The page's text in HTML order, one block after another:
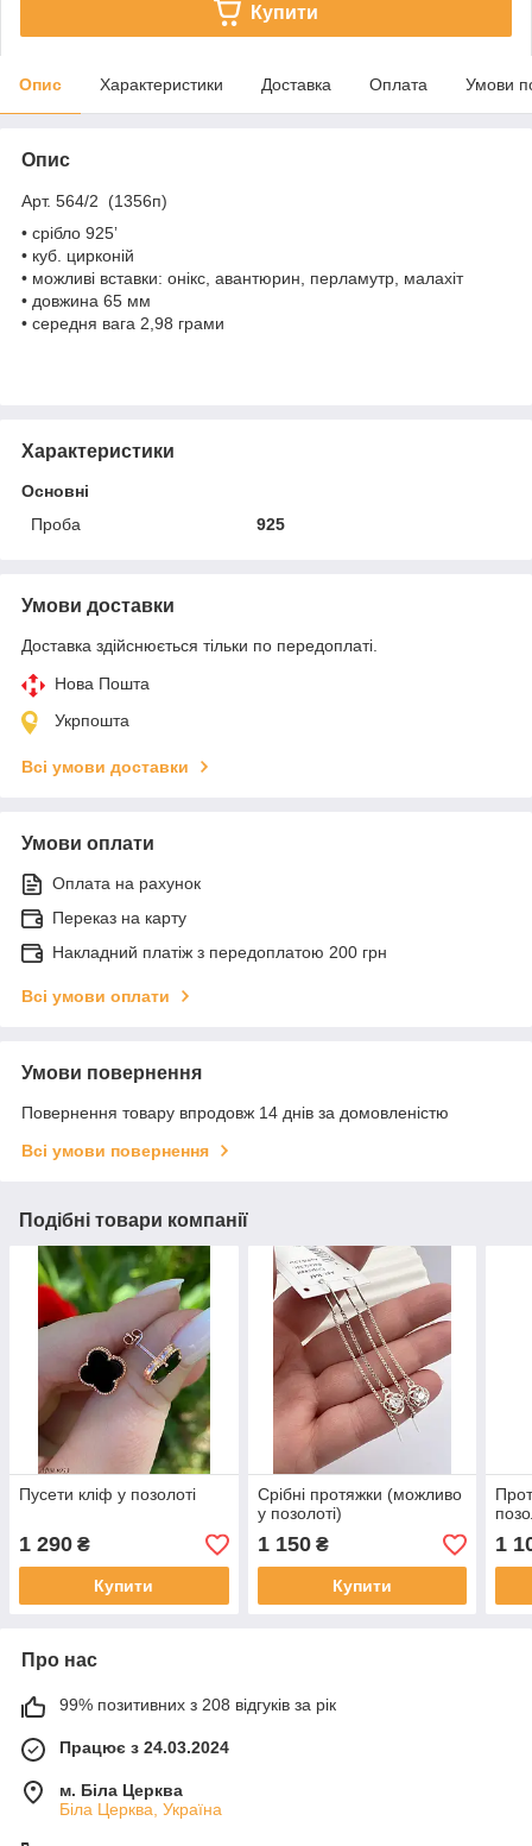
Купити
Опис Характеристики Доставка Оплата Умови
Опис
Арт. 564/2 (1356п)
• срібло 925ʼ
• куб. цирконій
• можливі вставки: онікс, авантюрин, перламутр, малахіт
• довжина 65 мм
• середня вага 2,98 грами
Характеристики
Основні
Проба
925
Умови доставки
Доставка здійснюється тільки по передоплаті.
Нова Пошта
Укрпошта
Всі умови доставки
Умови оплати
Оплата на рахунок
Переказ на карту
Накладний платіж з передоплатою 200 грн
Всі умови оплати
Умови повернення
Повернення товару впродовж 14 днів за домовленістю
Всі умови повернення
Подібні товари компанії
Пусети кліф у позолоті
1 290 ₴
Купити
Срібні протяжки (можливо
у позолоті)
1 150₴
Купити
1
Про нас
99% позитивних з 208 відгуків за рік
Працює з 24.03.2024
м. Біла Церква
Біла Церква, Україна